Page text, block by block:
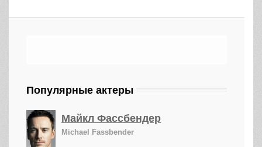
Популярные актеры
Майкл Фассбендер
Michael Fassbender